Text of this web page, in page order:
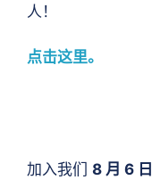
人！
点击这里。
加入我们 8 月 6 日